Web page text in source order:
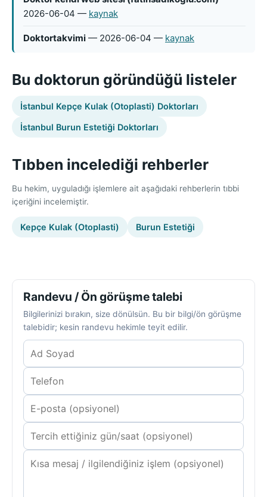
2026-06-04 — kaynak
Doktortakvimi — 2026-06-04 — kaynak
Bu doktorun göründüğü listeler
İstanbul Kepçe Kulak (Otoplasti) Doktorları
İstanbul Burun Estetiği Doktorları
Tıbben incelediği rehberler
Bu hekim, uyguladığı işlemlere ait aşağıdaki rehberlerin tıbbi
içeriğini incelemiştir.
Kepçe Kulak (Otoplasti) Burun Estetiği
Randevu / Ön görüşme talebi
Bilgilerinizi bırakın, size dönülsün. Bu bir bilgi/ön görüşme
talebidir; kesin randevu hekimle teyit edilir.